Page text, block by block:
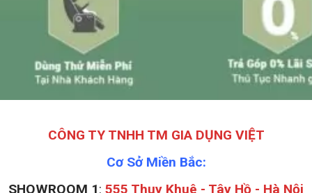
CÔNG TY TNHH TM GIA DỤNG VIỆT
Cơ Sở Miền Bắc:
SHOWROOM 1: 555 Thụy Khuê - Tây Hồ - Hà Nội